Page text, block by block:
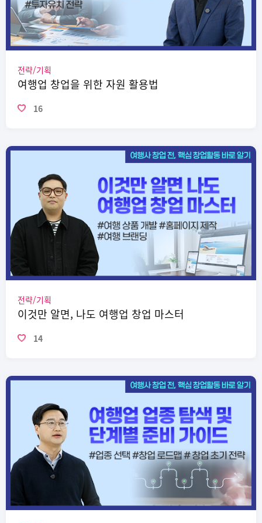
전략/기획
여행업 창업을 위한 자원 활용법
16
전략/기획
이것만 알면, 나도 여행업 창업 마스터
14